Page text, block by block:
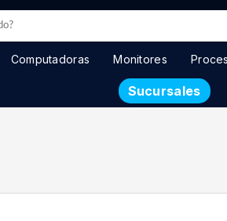
Computadoras Monitores
Sucursales